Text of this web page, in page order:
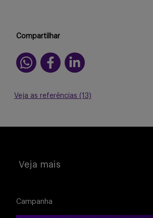
Compartilhar
Veja as referências (13)
Veja mais
Campanha